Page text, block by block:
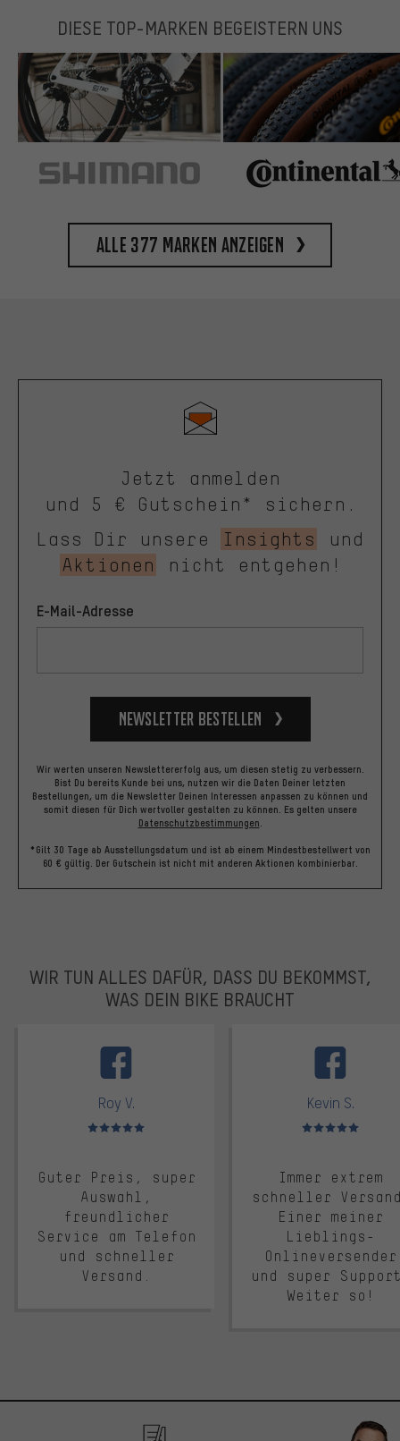
DIESE TOP-MARKEN BEGEISTERN UNS
Alle 377 Marken anzeigen
Jetzt anmelden
und 5 € Gutschein* sichern.
Lass Dir unsere
Insights
und
Aktionen
nicht entgehen!
E-Mail-Adresse
Newsletter bestellen
Wir werten unseren Newslettererfolg aus, um diesen stetig zu verbessern.
Bist Du bereits Kunde bei uns, nutzen wir die Daten Deiner letzten
Bestellungen, um die Newsletter Deinen Interessen anpassen zu können und
somit diesen für Dich wertvoller gestalten zu können. Es gelten unsere
Datenschutzbestimmungen.
*Gilt 30 Tage ab Ausstellungsdatum und ist ab einem Mindestbestellwert von
60 € gültig. Der Gutschein ist nicht mit anderen Aktionen kombinierbar.
WIR TUN ALLES DAFÜR, DASS DU BEKOMMST,
WAS DEIN BIKE BRAUCHT
Roy V.
Bewertungen: 5 von 5
Guter Preis, super
Auswahl,
freundlicher
Service am Telefon
und schneller
Versand.
Kevin S.
Bewertungen: 5 von 5
Immer extrem
schneller
Einer meiner
Lieblings-
Onlineversender
und super
Weiter so!